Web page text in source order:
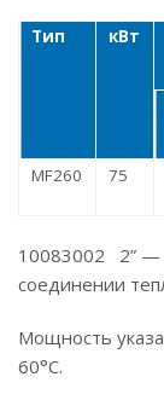
Тип кВт
MF260 75
10083002 2” —
соединении
Мощность
60°С.